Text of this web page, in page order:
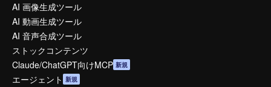
AI 画像生成ツール
AI 動画生成ツール
AI 音声合成ツール
ストックコンテンツ
Claude/ChatGPT向けMCP 新規
エージェント 新規